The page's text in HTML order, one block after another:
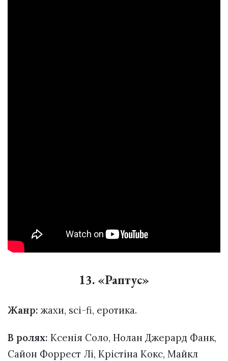
13. «Раптус»
Жанр:жахи, sci-fi, еротика.
В ролях: Ксенія Соло, Нолан Джерард Фанк,
Сайон Форрест Лі, Крістіна Кокс, Майкл